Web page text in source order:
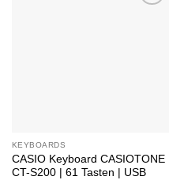
KEYBOARDS
CASIO Keyboard CASIOTONE
CT-S200 | 61 Tasten | USB